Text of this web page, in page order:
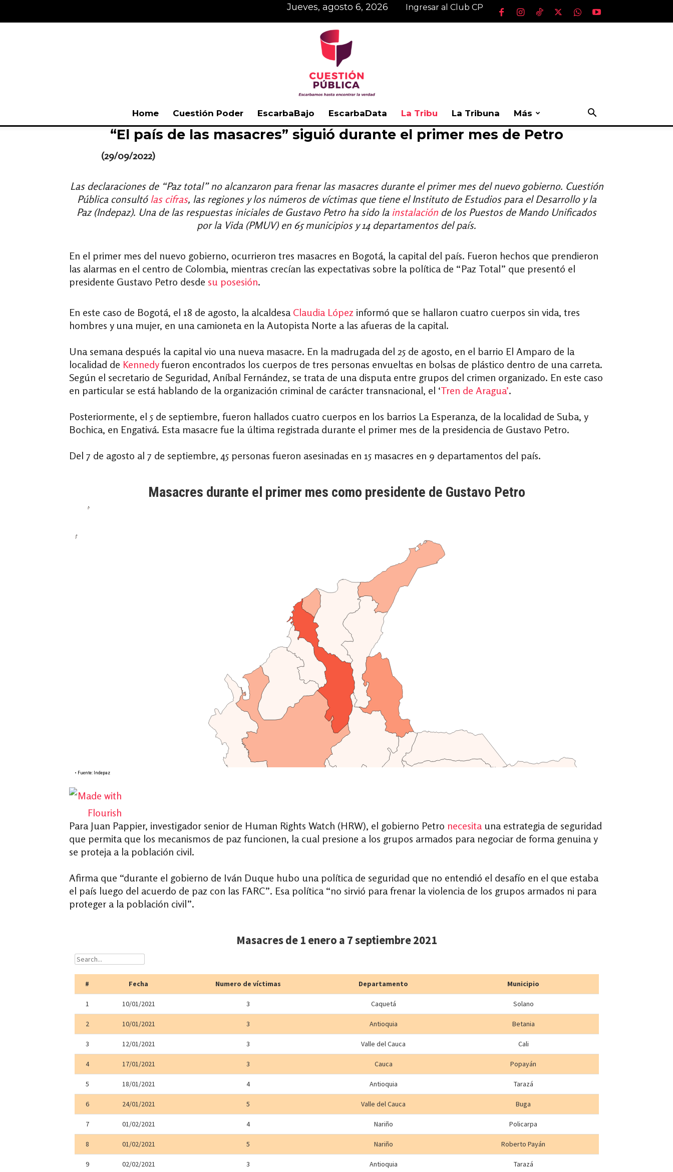
jueves, agosto 6, 2026 Ingresar al Club CP
Cuestión
Pública
Home Cuestión Poder EscarbaBajo EscarbaData La Tribu La Tribuna Más
“El país de las masacres” siguió durante el primer mes de Petro
(29/09/2022)
Las declaraciones de “Paz total” no alcanzaron para frenar las masacres durante el primer mes del nuevo gobierno. Cuestión
Pública consultó las cifras, las regiones y los números de víctimas que tiene el Instituto de Estudios para el Desarrollo y la
Paz (Indepaz). Una de las respuestas iniciales de Gustavo Petro ha sido la instalación de los Puestos de Mando Unificados
por la Vida (PMUV) en 65 municipios y 14 departamentos del país.
En el primer mes del nuevo gobierno, ocurrieron tres masacres en Bogotá, la capital del país. Fueron hechos que prendieron
las alarmas en el centro de Colombia, mientras crecían las expectativas sobre la política de “Paz Total” que presentó el
presidente Gustavo Petro desde su posesión.
En este caso de Bogotá, el 18 de agosto, la alcaldesa Claudia López informó que se hallaron cuatro cuerpos sin vida, tres
hombres y una mujer, en una camioneta en la Autopista Norte a las afueras de la capital.
Una semana después la capital vio una nueva masacre. En la madrugada del 25 de agosto, en el barrio El Amparo de la
localidad de Kennedyfueron encontrados los cuerpos de tres personas envueltas en bolsas de plástico dentro de una carreta.
Según el secretario de Seguridad, Aníbal Fernández, se trata de una disputa entre grupos del crimen organizado. En este caso
en particular se está hablando de la organización criminal de carácter transnacional, el ‘Tren de Aragua’.
Posteriormente, el 5 de septiembre, fueron hallados cuatro cuerpos en los barrios La Esperanza, de la localidad de Suba, y
Bochica, en Engativá. Esta masacre fue la última registrada durante el primer mes de la presidencia de Gustavo Petro.
Del 7 de agosto al 7 de septiembre, 45 personas fueron asesinadas en 15 masacres en 9 departamentos del país.
Para Juan Pappier, investigador senior de Human Rights Watch (HRW), el gobierno Petro necesitauna estrategia de seguridad
que permita que los mecanismos de paz funcionen, la cual presione a los grupos armados para negociar de forma genuina y
se proteja a la población civil.
Afirma que “durante el gobierno de Iván Duque hubo una política de seguridad que no entendió el desafío en el que estaba
el país luego del acuerdo de paz con las FARC”. Esa política “no sirvió para frenar la violencia de los grupos armados ni para
proteger a la población civil”.